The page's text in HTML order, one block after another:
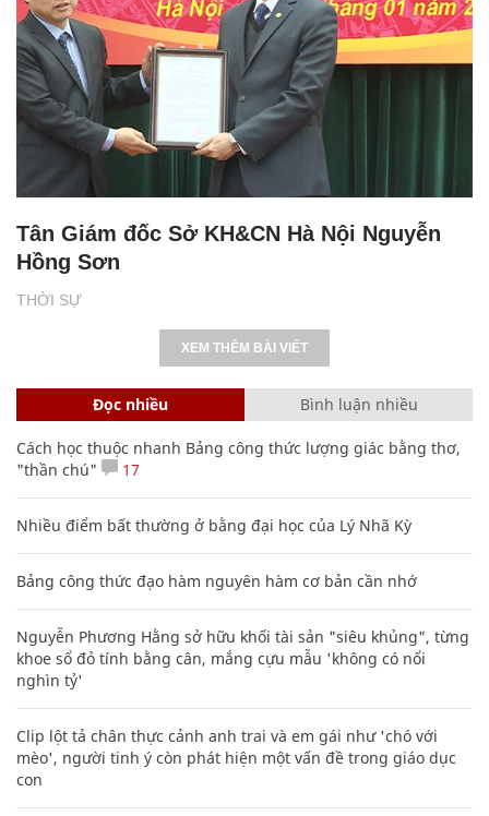
THỜI SỰ
Tân Giám đốc Sở KH&CN Hà Nội Nguyễn
Hồng Sơn
XEM THÊM BÀI VIẾT
Đọc nhiều Bình luận nhiều
Cách học thuộc nhanh Bảng công thức lượng giác bằng thơ,
"thần chú"
17
Nhiều điểm bất thường ở bằng đại học của Lý Nhã Kỳ
Bảng công thức đạo hàm nguyên hàm cơ bản cần nhớ
Nguyễn Phương Hằng sở hữu khối tài sản "siêu khủng", từng
khoe sổ đỏ tính bằng cân, mắng cựu mẫu 'không có nổi
nghìn tỷ'
Clip lột tả chân thực cảnh anh trai và em gái như 'chó với
mèo', người tinh ý còn phát hiện một vấn đề trong giáo dục
con